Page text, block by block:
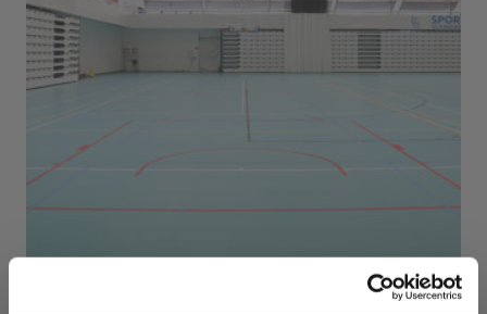
Sport Vlaanderen Herentals